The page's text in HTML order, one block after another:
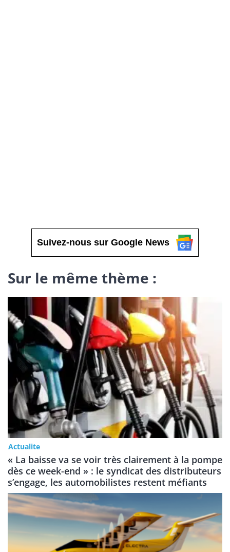
Suivez-nous sur Google News
Sur le même thème :
Actualite
« La baisse va se voir très clairement à la pompe
dès ce week-end » : le syndicat des distributeurs
s’engage, les automobilistes restent méfiants